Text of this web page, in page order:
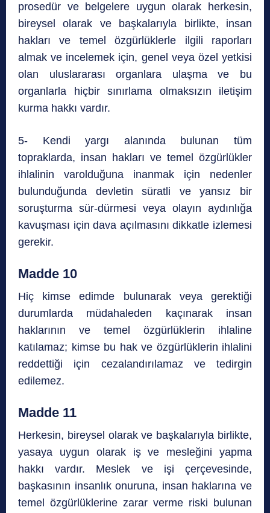
prosedür ve belgelere uygun olarak herkesin,
bireysel olarak ve başkalarıyla birlikte, insan
hakları ve temel özgürlüklerle ilgili raporları
almak ve incelemek için, genel veya özel yetkisi
olan uluslararası organlara ulaşma ve bu
organlarla hiçbir sınırlama olmaksızın iletişim
kurma hakkı vardır.
5- Kendi yargı alanında bulunan tüm
topraklarda, insan hakları ve temel özgürlükler
ihlalinin varolduğuna inanmak için nedenler
bulunduğunda devletin süratli ve yansız bir
soruşturma sür-dürmesi veya olayın aydınlığa
kavuşması için dava açılmasını dikkatle izlemesi
gerekir.
Madde 10
Hiç kimse edimde bulunarak veya gerektiği
durumlarda müdahaleden kaçınarak insan
haklarının ve temel özgürlüklerin ihlaline
katılamaz; kimse bu hak ve özgürlüklerin ihlalini
reddettiği için cezalandırılamaz ve tedirgin
edilemez.
Madde 11
Herkesin, bireysel olarak ve başkalarıyla birlikte,
yasaya uygun olarak iş ve mesleğini yapma
hakkı vardır. Meslek ve işi çerçevesinde,
başkasının insanlık onuruna, insan haklarına ve
temel özgürlüklerine zarar verme riski bulunan